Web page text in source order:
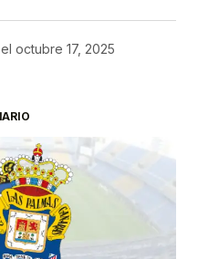
octubre 17, 2025